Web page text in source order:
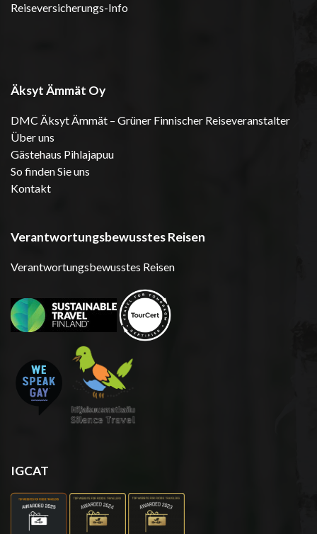
Reiseversicherungs-Info
Äksyt Ämmät Oy
DMC Äksyt Ämmät – Grüner Finnischer Reiseveranstalter
Über uns
Gästehaus Pihlajapuu
So finden Sie uns
Kontakt
Verantwortungsbewusstes Reisen
Verantwortungsbewusstes Reisen
IGCAT